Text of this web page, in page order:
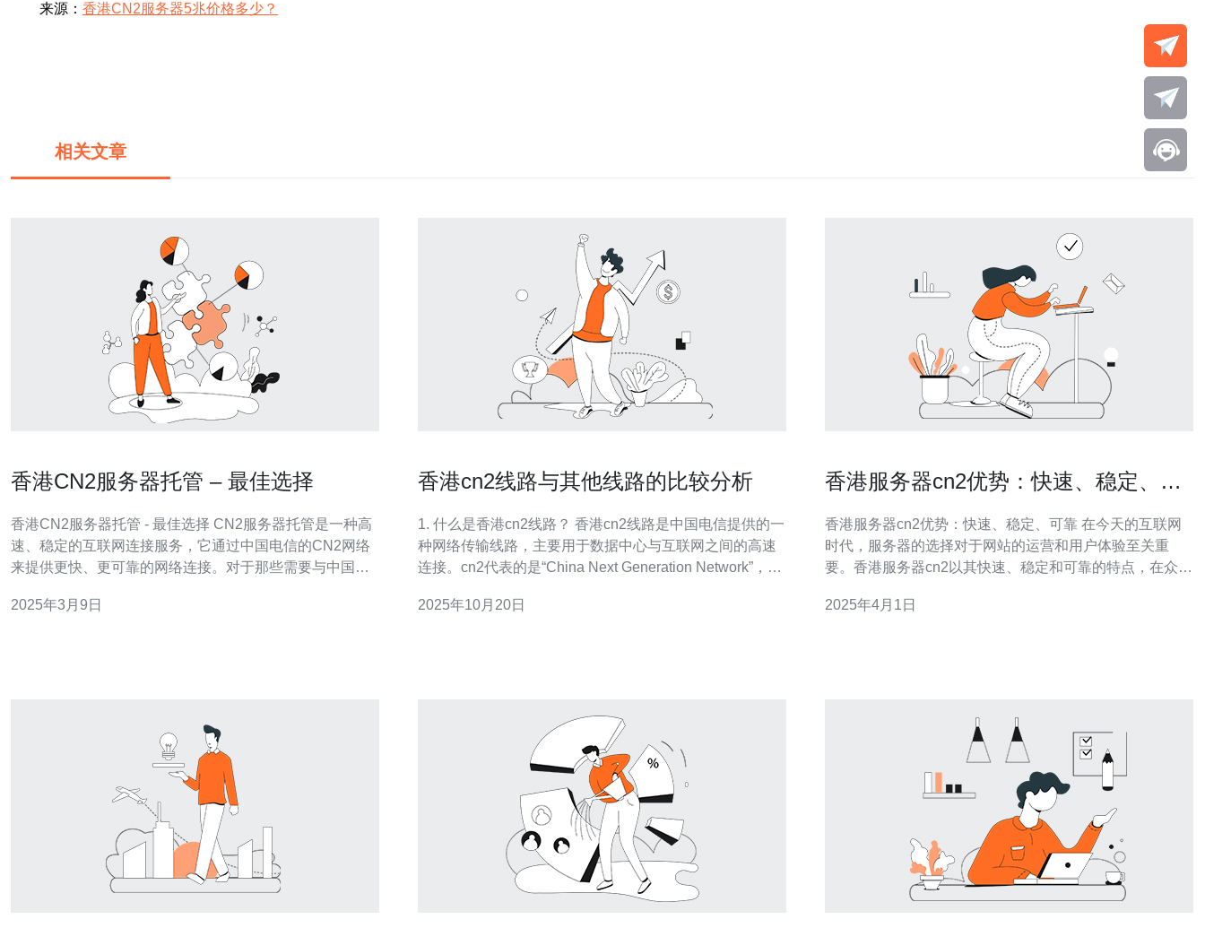
来源： 香港CN2服务器5兆价格多少？
相关文章
香港CN2服务器托管 – 最佳选择
香港CN2服务器托管 - 最佳选择 CN2服务器托管是一种高
速、稳定的互联网连接服务，它通过中国电信的CN2网络
来提供更快、更可靠的网络连接。对于那些需要与中国大
佳选择。 香港作为一个国际金融和商业中心，拥有先进的
2025年3月9日
香港cn2线路与其他线路的比较分析
1. 什么是香港cn2线路？ 香港cn2线路是中国电信提供的一
种网络传输线路，主要用于数据中心与互联网之间的高速
连接。cn2代表的是“China Next Generation Network”，其
据传输的企业和应用场景，如云计算、大数据和在线游戏
2025年10月20日
香港服务器cn2优势：快速、稳定、可
香港服务器cn2优势：快速、稳定、可靠 在今天的互联网
时代，服务器的选择对于网站的运营和用户体验至关重
要。香港服务器cn2以其快速、稳定和可靠的特点，在众多
以帮助读者更好地了解并选择适合自己需求的服务器。 香
2025年4月1日